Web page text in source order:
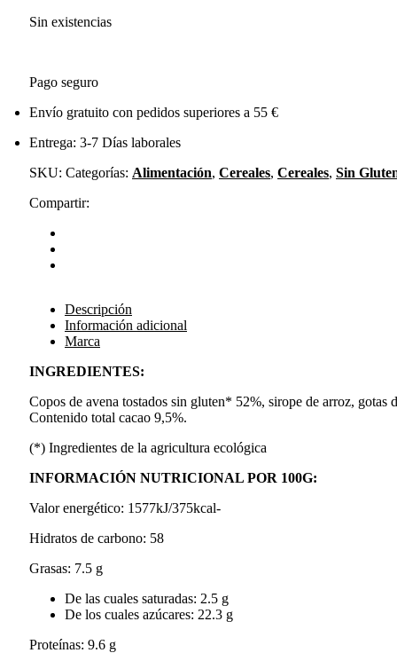
Sin existencias
Pago seguro
Envío gratuito con pedidos superiores a 55 €
Entrega: 3-7 Días laborales
SKU: Categorías: Alimentación, Cereales, Cereales, Sin
Compartir:
Descripción
Información adicional
Marca
INGREDIENTES:
Copos de avena tostados sin gluten* 52%, sirope de arroz,
Contenido total cacao 9,5%.
(*) Ingredientes de la agricultura ecológica
INFORMACIÓN NUTRICIONAL POR 100G:
Valor energético: 1577kJ/375kcal-
Hidratos de carbono: 58
Grasas: 7.5 g
De las cuales saturadas: 2.5 g
De los cuales azúcares: 22.3 g
Proteínas: 9.6 g